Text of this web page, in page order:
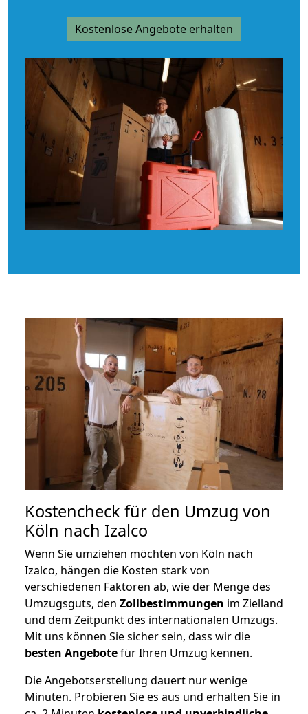
Kostenlose Angebote erhalten
Kostencheck für den Umzug von
Köln nach Izalco
Wenn Sie umziehen möchten von Köln nach
Izalco, hängen die Kosten stark von
verschiedenen Faktoren ab, wie der Menge des
Umzugsguts, den Zollbestimmungen im Zielland
und dem Zeitpunkt des internationalen Umzugs.
Mit uns können Sie sicher sein, dass wir die
besten Angebotefür Ihren Umzug kennen.
Die Angebotserstellung dauert nur wenige
Minuten. Probieren Sie es aus und erhalten Sie in